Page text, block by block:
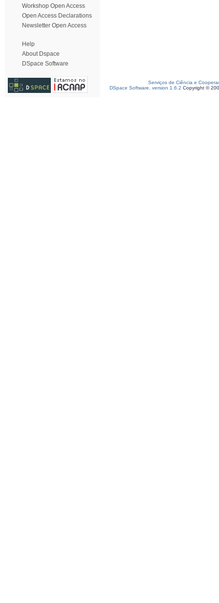
Workshop Open Access
Open Access Declarations
Newsletter Open Access
Help
About Dspace
DSpace Software
Serviços de Ciência e
DSpace Software, version 1.6.2 Copyright ©